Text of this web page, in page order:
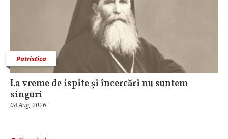
Patristica
La vreme de ispite și încercări nu suntem
singuri
08 Aug, 2026